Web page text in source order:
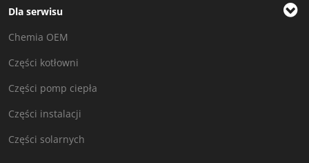
Dla serwisu
Chemia OEM
Części kotłowni
Części pomp ciepła
Części instalacji
Części solarnych